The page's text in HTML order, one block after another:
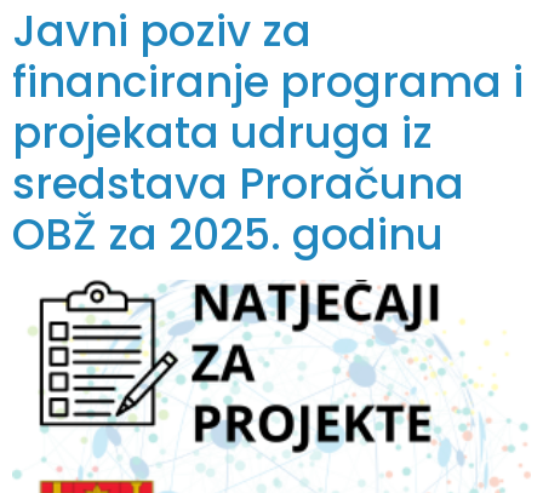
Javni poziv za
financiranje programa i
projekata udruga iz
sredstava Proračuna
OBŽ za 2025. godinu